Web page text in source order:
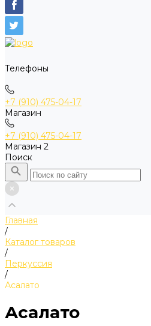
Телефоны
+7 (910) 475-04-17
Магазин
+7 (910) 475-04-17
Магазин 2
Поиск
Главная
/
Каталог товаров
/
Перкуссия
/
Асалато
Асалато